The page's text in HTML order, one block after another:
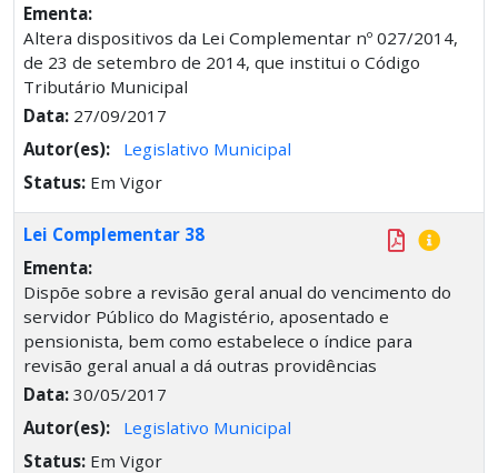
Ementa:
Altera dispositivos da Lei Complementar nº 027/2014,
de 23 de setembro de 2014, que institui o Código
Tributário Municipal
Data: 27/09/2017
Autor(es):
Legislativo Municipal
Status: Em Vigor
Lei Complementar 38
Ementa:
Dispõe sobre a revisão geral anual do vencimento do
servidor Público do Magistério, aposentado e
pensionista, bem como estabelece o índice para
revisão geral anual a dá outras providências
Data: 30/05/2017
Autor(es):
Legislativo Municipal
Status: Em Vigor